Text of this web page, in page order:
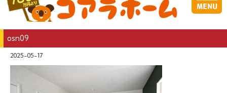
osn09
2025-05-17